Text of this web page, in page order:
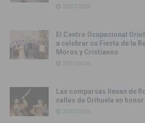
22/07/2026
El Centro Ocupacional
a celebrar su Fiesta de la
Moros y Cristianos
20/07/2026
Las comparsas llenan de
calles de Orihuela en
20/07/2026